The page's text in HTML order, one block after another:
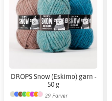
DROPS Snow (Eskimo) garn -
50 g
29 Farver